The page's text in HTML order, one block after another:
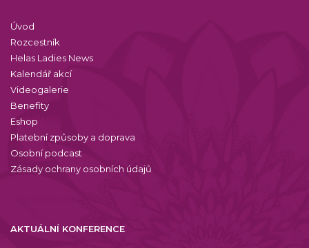
Úvod
Rozcestník
Helas Ladies News
Kalendář akcí
Videogalerie
Benefity
Eshop
Platební způsoby a doprava
Osobní podcast
Zásady ochrany osobních údajů
AKTUÁLNÍ KONFERENCE